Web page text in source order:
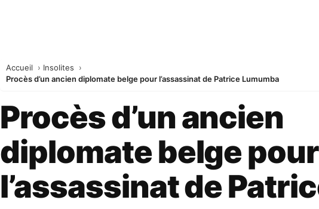
Accueil
Insolites
Procès d’un ancien diplomate belge pour l’assassinat de Patrice Lumumba
Procès d’un ancien
diplomate belge pour
l’assassinat de